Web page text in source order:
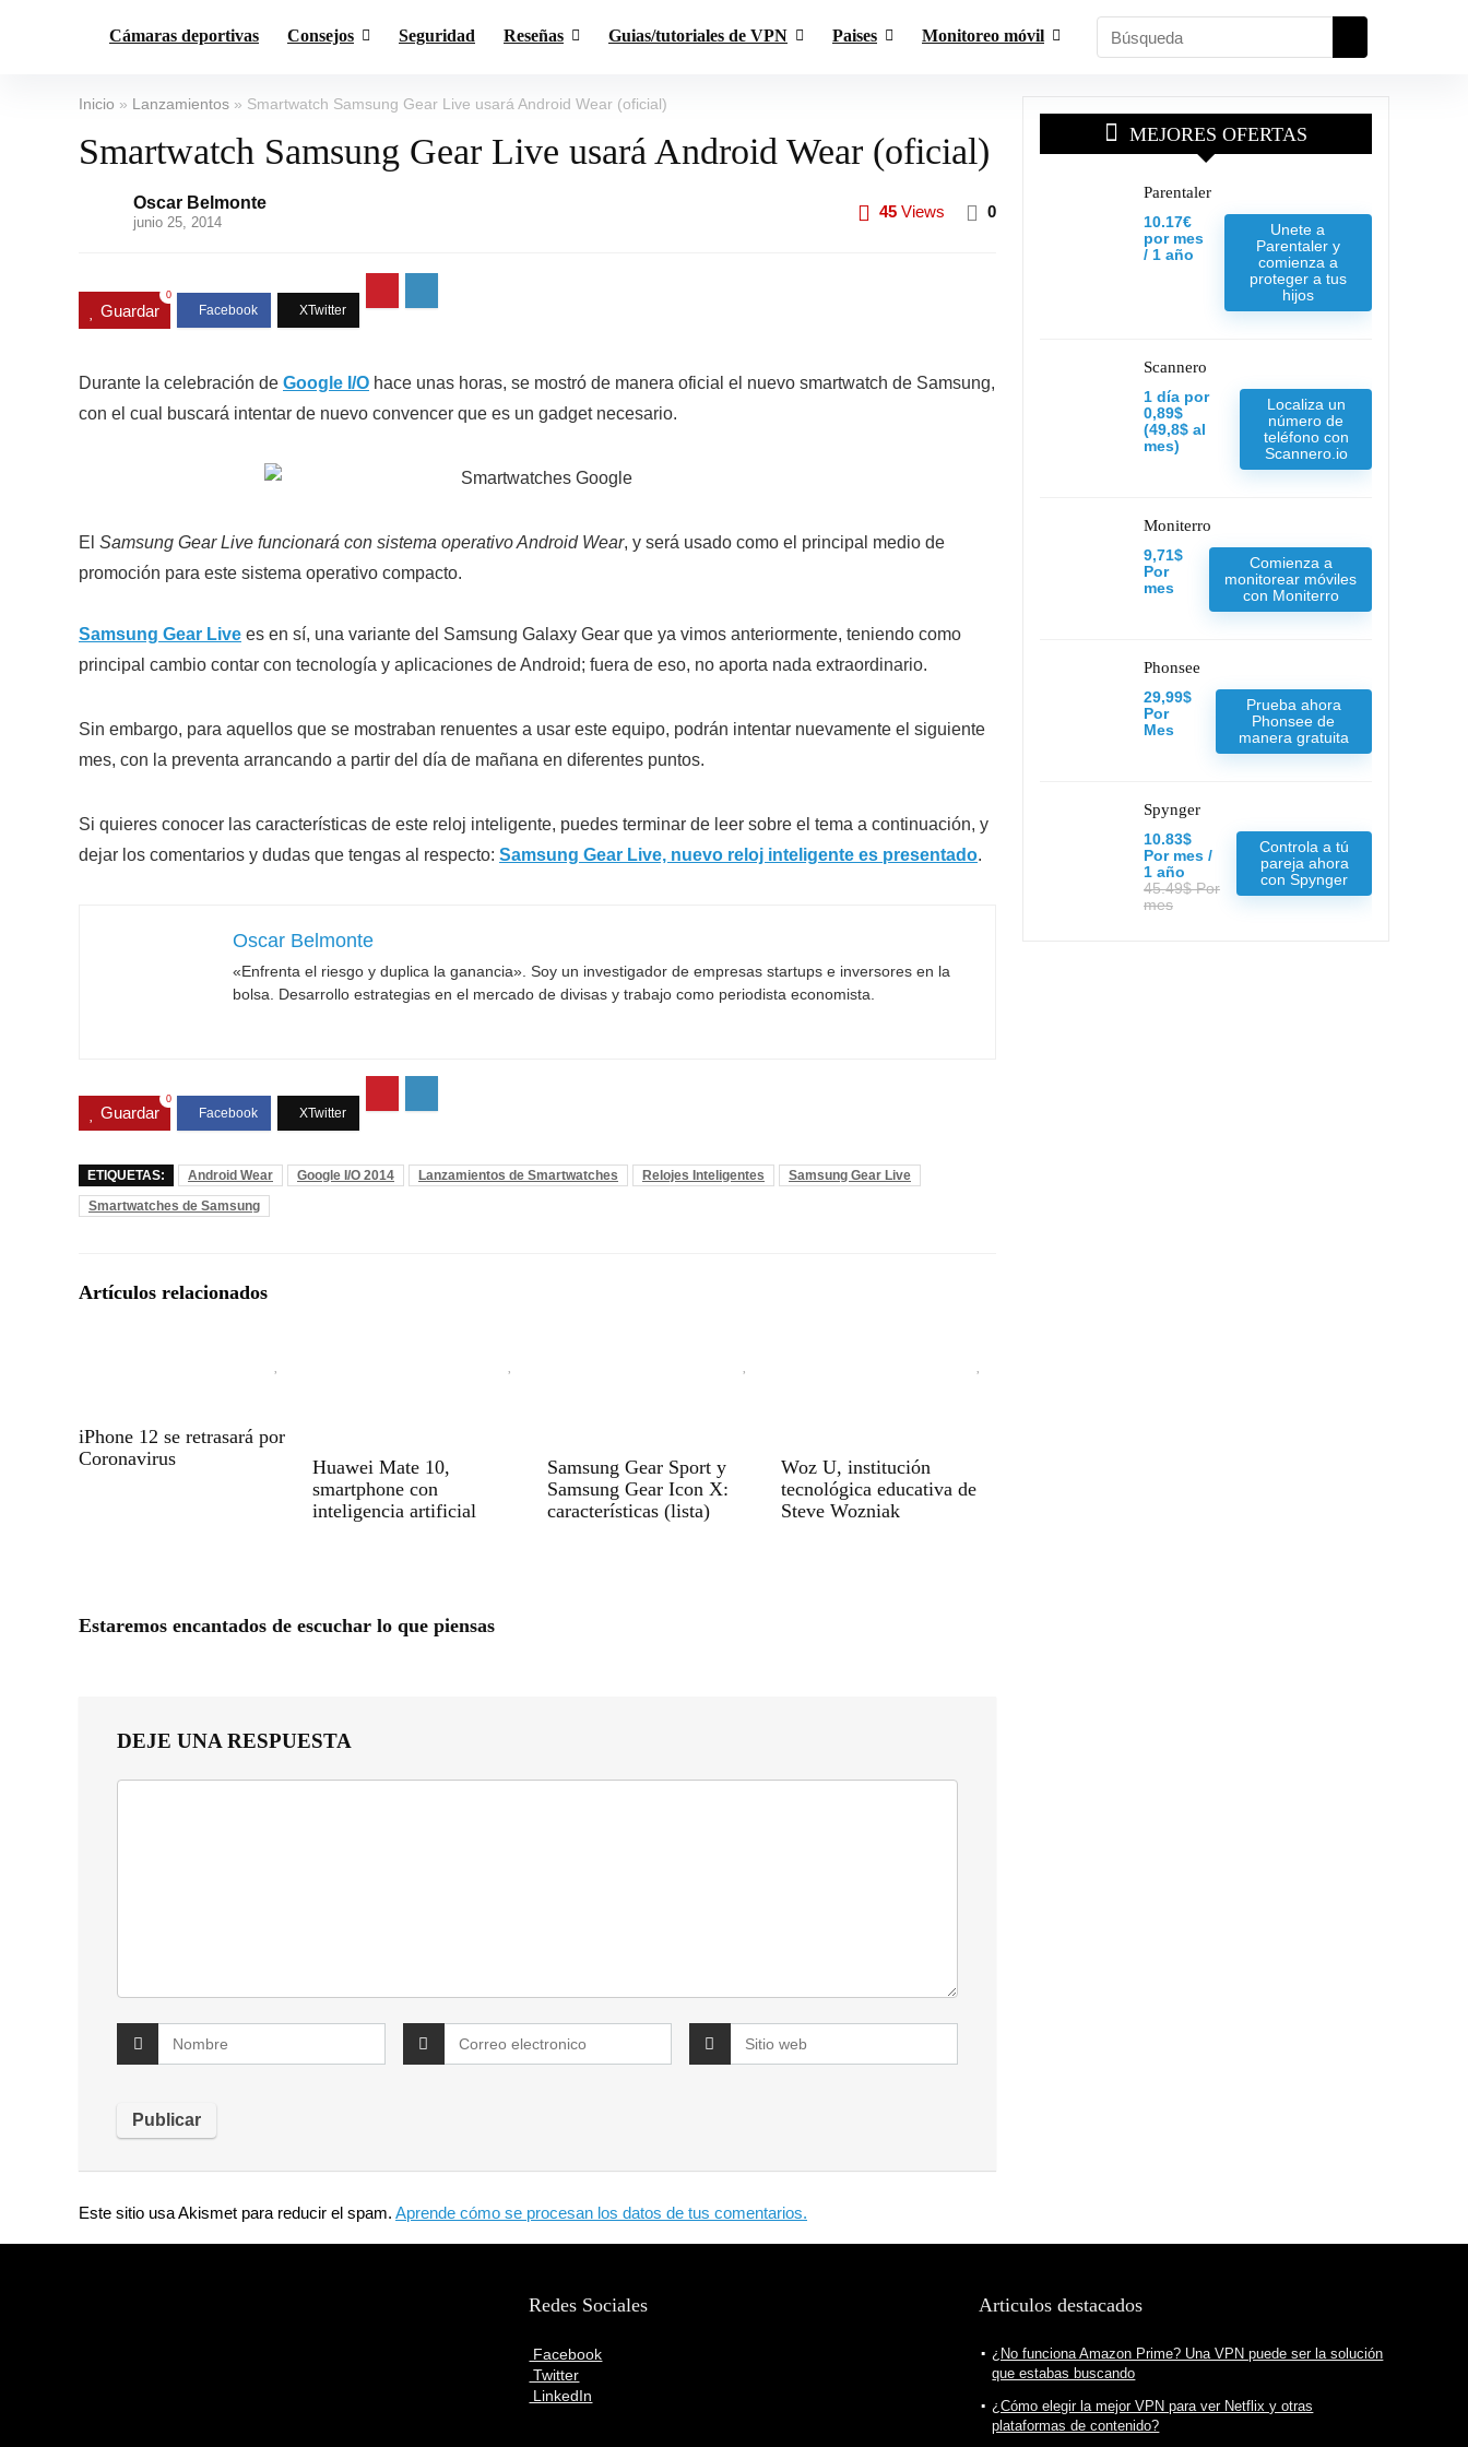
Cámaras deportivas Consejos Seguridad Reseñas Guias/tutoriales de VPN Paises Monitoreo móvil
Inicio » Lanzamientos » Smartwatch Samsung Gear Live usará Android Wear (oficial)
Smartwatch Samsung Gear Live usará Android Wear (oficial)
Oscar Belmonte
junio 25, 2014
45 Views 0
Guardar
0
Durante la celebración de Google I/O hace unas horas, se mostró de manera oficial el nuevo smartwatch de Samsung,
con el cual buscará intentar de nuevo convencer que es un gadget necesario.
El Samsung Gear Live funcionará con sistema operativo Android Wear, y será usado como el principal medio de
promoción para este sistema operativo compacto.
Samsung Gear Live es en sí, una variante del Samsung Galaxy Gear que ya vimos anteriormente, teniendo como
principal cambio contar con tecnología y aplicaciones de Android; fuera de eso, no aporta nada extraordinario.
Sin embargo, para aquellos que se mostraban renuentes a usar este equipo, podrán intentar nuevamente el siguiente
mes, con la preventa arrancando a partir del día de mañana en diferentes puntos.
Si quieres conocer las características de este reloj inteligente, puedes terminar de leer sobre el tema a continuación, y
dejar los comentarios y dudas que tengas al respecto: Samsung Gear Live, nuevo reloj inteligente es presentado.
Oscar Belmonte
«Enfrenta el riesgo y duplica la ganancia». Soy un investigador de empresas startups e inversores en la
bolsa. Desarrollo estrategias en el mercado de divisas y trabajo como periodista economista.
Guardar
0
ETIQUETAS: Android Wear Google I/O 2014 Lanzamientos de Smartwatches Relojes Inteligentes
Samsung Gear Live
Smartwatches de Samsung
Artículos relacionados
iPhone 12 se retrasará por
Coronavirus
Huawei Mate 10,
smartphone con
inteligencia artificial
Samsung Gear Sport y
Samsung Gear Icon X:
características (lista)
Woz U, institución
tecnológica educativa de
Steve Wozniak
Estaremos encantados de escuchar lo que piensas
DEJE UNA RESPUESTA
Este sitio usa Akismet para reducir el spam. Aprende cómo se procesan los datos de tus comentarios.
MEJORES OFERTAS
Parentaler
10.17€
por mes
/ 1 año
Unete a
Parentaler y
comienza a
proteger a tus
hijos
Scannero
1 día por
0,89$
(49,8$ al
mes)
Localiza un
número de
teléfono con
Scannero.io
Moniterro
9,71$
Por
mes
Comienza a
monitorear móviles
con Moniterro
Phonsee
29,99$
Por
Mes
Prueba ahora
Phonsee de
manera gratuita
Spynger
10.83$
Por mes /
1 año
45.49$ Por
mes
Controla a tú
pareja ahora
con Spynger
Redes Sociales
Facebook
Twitter
LinkedIn
Articulos destacados
¿No funciona Amazon Prime? Una VPN puede ser la solución
que estabas buscando
¿Cómo elegir la mejor VPN para ver Netflix y otras
plataformas de contenido?